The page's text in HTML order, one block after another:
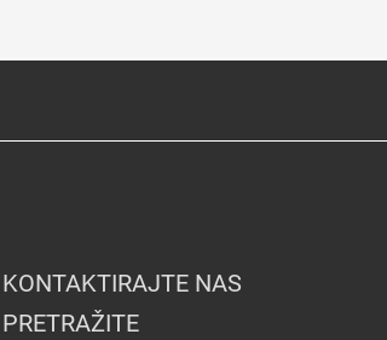
KONTAKTIRAJTE NAS
PRETRAŽITE